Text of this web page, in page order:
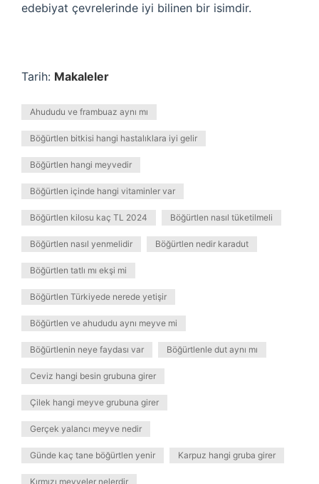
edebiyat çevrelerinde iyi bilinen bir isimdir.
Tarih: Makaleler
Ahududu ve frambuaz aynı mı
Böğürtlen bitkisi hangi hastalıklara iyi gelir
Böğürtlen hangi meyvedir
Böğürtlen içinde hangi vitaminler var
Böğürtlen kilosu kaç TL 2024 Böğürtlen nasıl tüketilmeli
Böğürtlen nasıl yenmelidir Böğürtlen nedir karadut
Böğürtlen tatlı mı ekşi mi
Böğürtlen Türkiyede nerede yetişir
Böğürtlen ve ahududu aynı meyve mi
Böğürtlenin neye faydası var Böğürtlenle dut aynı mı
Ceviz hangi besin grubuna girer
Çilek hangi meyve grubuna girer
Gerçek yalancı meyve nedir
Günde kaç tane böğürtlen yenir Karpuz hangi gruba girer
Kırmızı meyveler nelerdir